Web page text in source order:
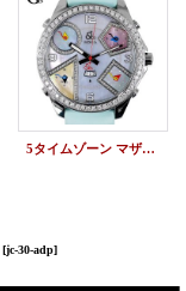
5タイムゾーン マザーオブパール アフターダイヤ JACOB&COカスタム
[jc-30-adp]